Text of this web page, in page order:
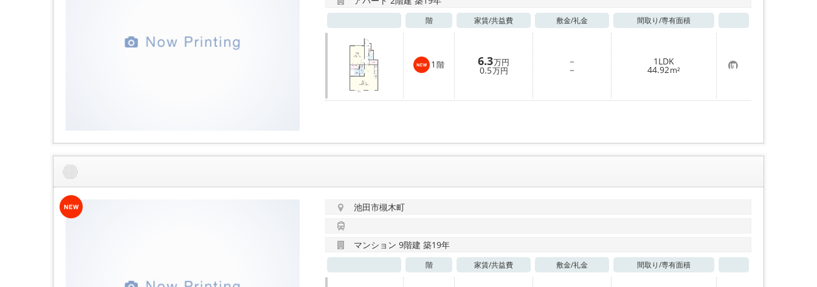
階 家賃/共益費 敷金/礼金 間取り/専有面積
1 階 6.3万円
0.5万円
－
－
1LDK
44.92m² お
気
に
入
り
池田市槻木町
マンション 9階建 築19年
階 家賃/共益費 敷金/礼金 間取り/専有面積